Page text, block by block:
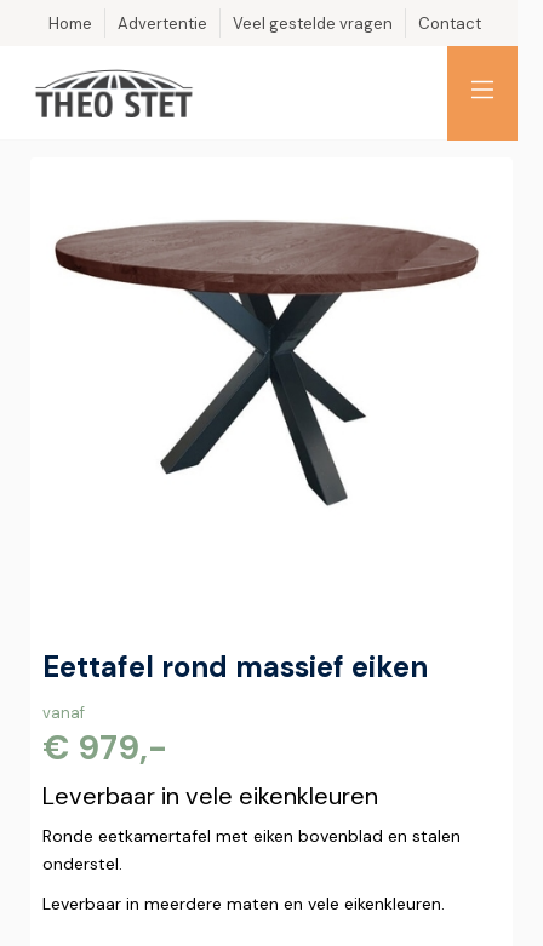
Home Advertentie Veel gestelde vragen Contact
Eettafel rond massief eiken
vanaf
€ 979,-
Leverbaar in vele eikenkleuren
Ronde eetkamertafel met eiken bovenblad en stalen
onderstel.
Leverbaar in meerdere maten en vele eikenkleuren.